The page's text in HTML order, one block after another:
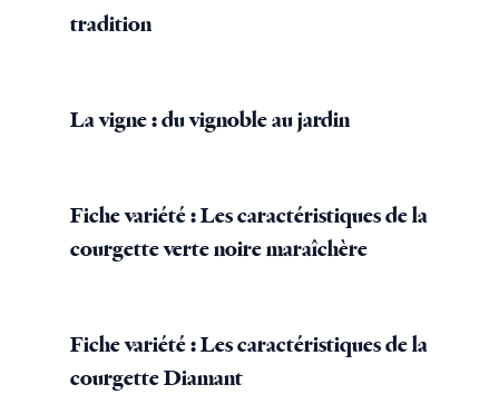
tradition
La vigne : du vignoble au jardin
Fiche variété : Les caractéristiques de la
courgette verte noire maraîchère
Fiche variété : Les caractéristiques de la
courgette Diamant